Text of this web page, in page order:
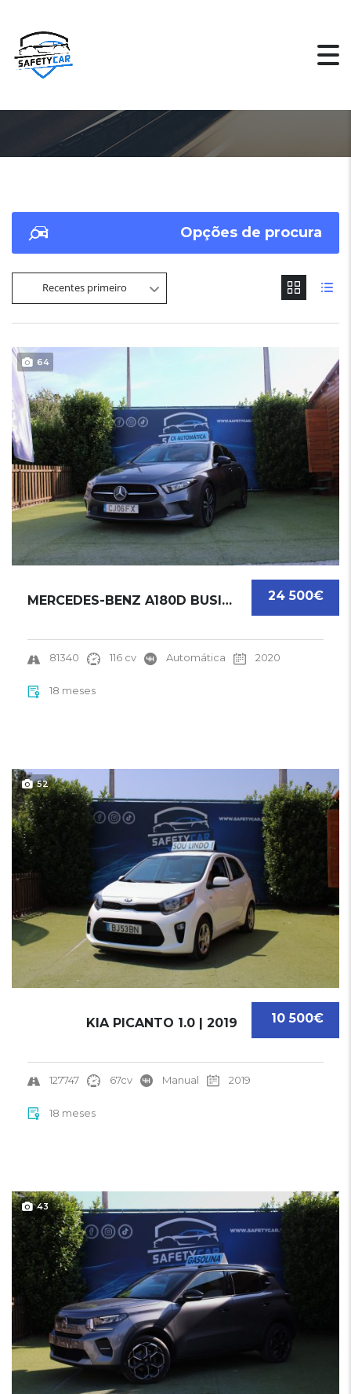
Opções de procura
Recentes primeiro
64
24 500€
MERCEDES-BENZ A180D BUSINESS SOLUTION LUXURY...
81340 116 cv Automática 2020
18 meses
52
10 500€
KIA PICANTO 1.0 | 2019
127747 67cv Manual 2019
18 meses
43